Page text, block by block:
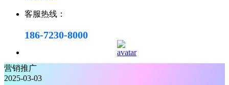
客服热线：
186-7230-8000
营销推广
2025-03-03